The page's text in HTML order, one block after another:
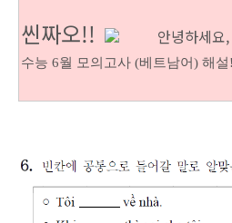
씬짜오!! 안녕하세요
수능 6월 모의고사 (베트남어) 해